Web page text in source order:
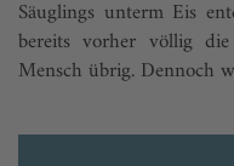
Säuglings unterm Eis
bereits vorher völlig
Mensch übrig. Dennoch